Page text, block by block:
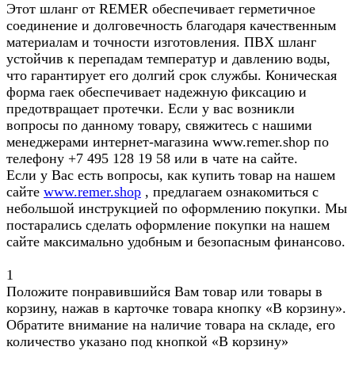
Этот шланг от REMER обеспечивает герметичное
соединение и долговечность благодаря качественным
материалам и точности изготовления. ПВХ шланг
устойчив к перепадам температур и давлению воды,
что гарантирует его долгий срок службы. Коническая
форма гаек обеспечивает надежную фиксацию и
предотвращает протечки. Если у вас возникли
вопросы по данному товару, свяжитесь с нашими
менеджерами интернет-магазина www.remer.shop по
телефону +7 495 128 19 58 или в чате на сайте.
Если у Вас есть вопросы, как купить товар на нашем
сайте www.remer.shop , предлагаем ознакомиться с
небольшой инструкцией по оформлению покупки. Мы
постарались сделать оформление покупки на нашем
сайте максимально удобным и безопасным финансово.
1
Положите понравившийся Вам товар или товары в
корзину, нажав в карточке товара кнопку «В корзину».
Обратите внимание на наличие товара на складе, его
количество указано под кнопкой «В корзину»